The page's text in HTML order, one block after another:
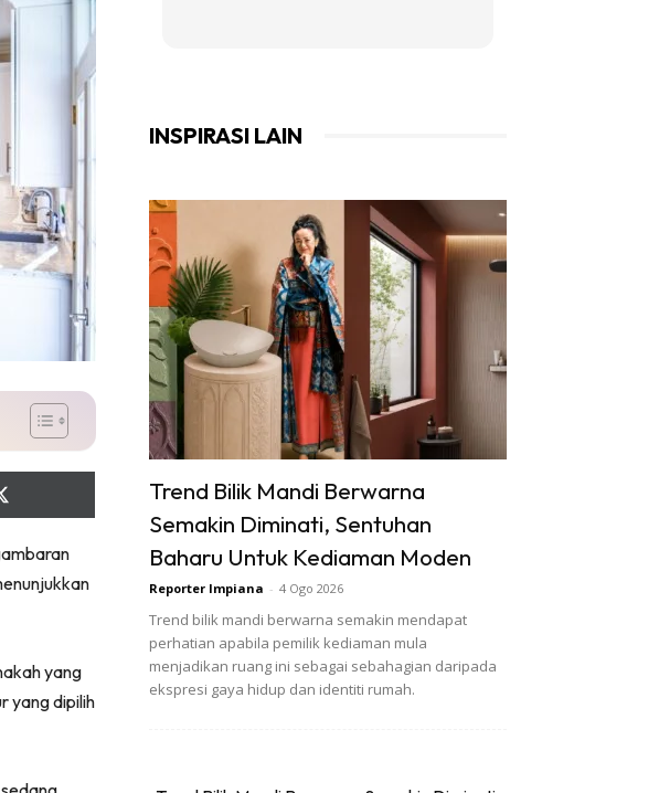
yang
yang dipilih
INSPIRASI LAIN
Trend Bilik Mandi Berwarna
Semakin Diminati, Sentuhan
Baharu Untuk Kediaman Moden
Reporter Impiana - 4 Ogo 2026
Trend bilik mandi berwarna semakin mendapat
perhatian apabila pemilik kediaman mula
menjadikan ruang ini sebagai sebahagian daripada
ekspresi gaya hidup dan identiti rumah.